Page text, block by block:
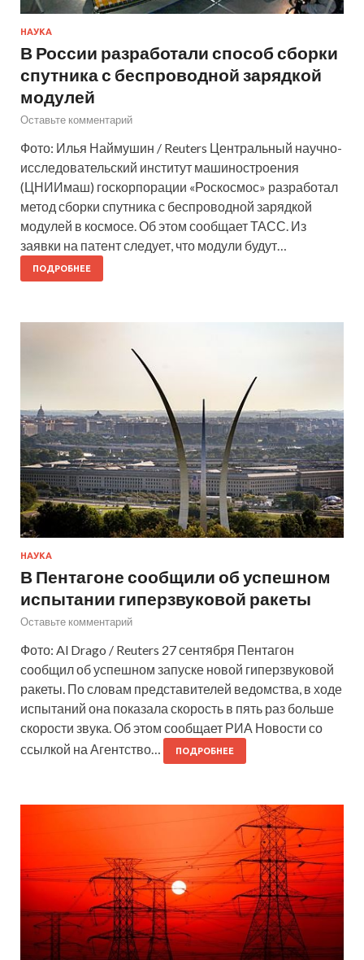
НАУКА
В России разработали способ сборки
спутника с беспроводной зарядкой
модулей
Оставьте комментарий
Фото: Илья Наймушин / Reuters Центральный научно-
исследовательский институт машиностроения
(ЦНИИмаш) госкорпорации «Роскосмос» разработал
метод сборки спутника с беспроводной зарядкой
модулей в космосе. Об этом сообщает ТАСС. Из
заявки на патент следует, что модули будут…
ПОДРОБНЕЕ
НАУКА
В Пентагоне сообщили об успешном
испытании гиперзвуковой ракеты
Оставьте комментарий
Фото: Al Drago / Reuters 27 сентября Пентагон
сообщил об успешном запуске новой гиперзвуковой
ракеты. По словам представителей ведомства, в ходе
испытаний она показала скорость в пять раз больше
скорости звука. Об этом сообщает РИА Новости со
ссылкой на Агентство…
ПОДРОБНЕЕ